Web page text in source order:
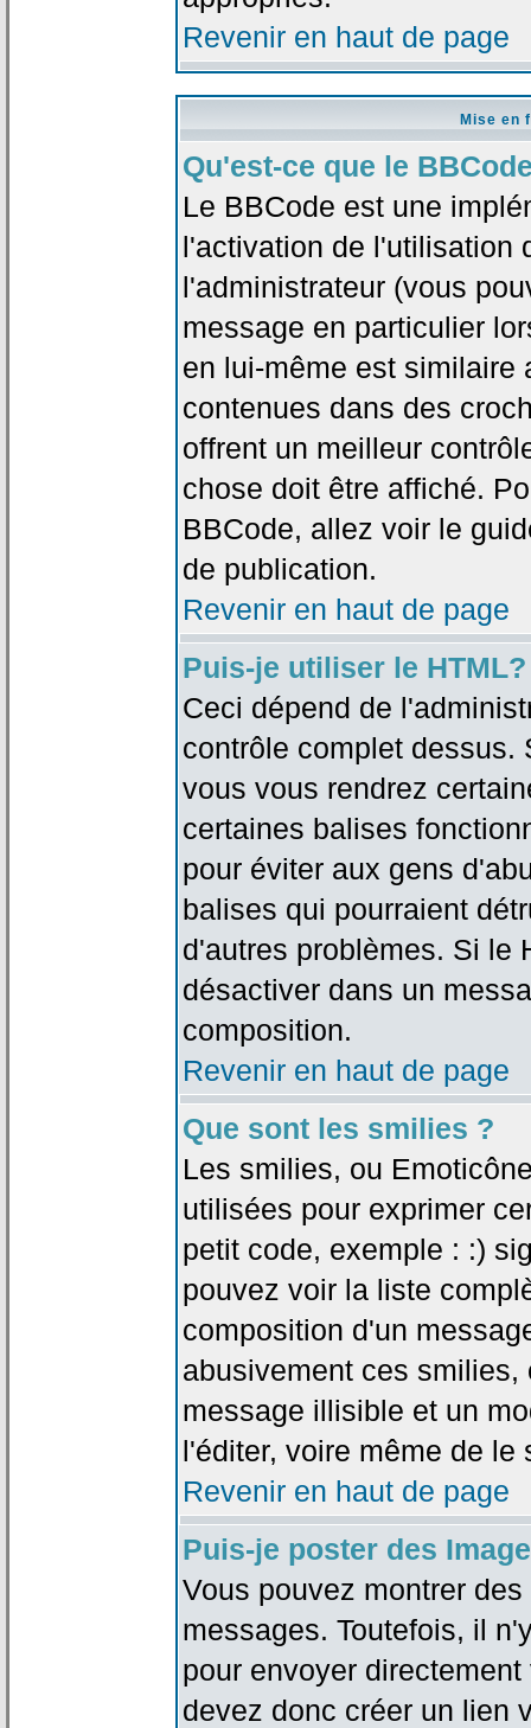
Revenir en haut de page
Mise en
Qu'est-ce que le
Le BBCode est une
l'activation de l'utilisation
l'administrateur (vous
message en particulier
en lui-même est similaire
contenues dans des
offrent un meilleur
chose doit être affiché.
BBCode, allez voir le
de publication.
Revenir en haut de page
Puis-je utiliser le HTML?
Ceci dépend de
contrôle complet dessus.
vous vous rendrez
certaines balises
pour éviter aux gens
balises qui pourraient
d'autres problèmes. Si le
désactiver dans un
composition.
Revenir en haut de page
Que sont les smilies ?
Les smilies, ou
utilisées pour exprimer
petit code, exemple : :)
pouvez voir la liste
composition d'un
abusivement ces
message illisible et un
l'éditer, voire même de le
Revenir en haut de page
Puis-je poster des
Vous pouvez montrer
messages. Toutefois, il
pour envoyer
devez donc créer un lien